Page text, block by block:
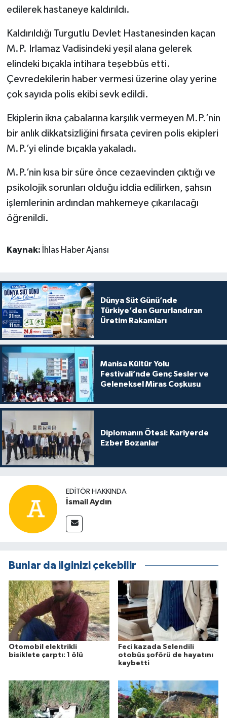
edilerek hastaneye kaldırıldı.
Kaldırıldığı Turgutlu Devlet Hastanesinden kaçan
M.P. Irlamaz Vadisindeki yeşil alana gelerek
elindeki bıçakla intihara teşebbüs etti.
Çevredekilerin haber vermesi üzerine olay yerine
çok sayıda polis ekibi sevk edildi.
Ekiplerin ikna çabalarına karşılık vermeyen M.P.’nin
bir anlık dikkatsizliğini fırsata çeviren polis ekipleri
M.P.’yi elinde bıçakla yakaladı.
M.P.’nin kısa bir süre önce cezaevinden çıktığı ve
psikolojik sorunları olduğu iddia edilirken, şahsın
işlemlerinin ardından mahkemeye çıkarılacağı
öğrenildi.
Kaynak: İhlas Haber Ajansı
Dünya Süt Günü’nde
Türkiye’den Gururlandıran
Üretim Rakamları
Manisa Kültür Yolu
Festivali’nde Genç Sesler ve
Geleneksel Miras Coşkusu
Diplomanın Ötesi: Kariyerde
Ezber Bozanlar
EDITÖR HAKKINDA
İsmail Aydın
Bunlar da ilginizi çekebilir
Otomobil elektrikli
bisiklete çarptı: 1 ölü
Feci kazada Selendili
otobüs şoförü de hayatını
kaybetti